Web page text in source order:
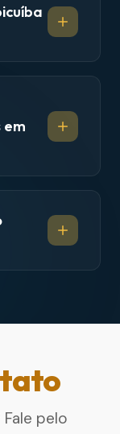
em
pelo